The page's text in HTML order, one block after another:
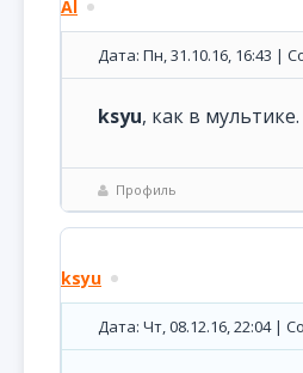
Al
Дата: Пн, 31.10.16, 16:43 |
ksyu, как в мультике.
Профиль
ksyu
Дата: Чт, 08.12.16, 22:04 |